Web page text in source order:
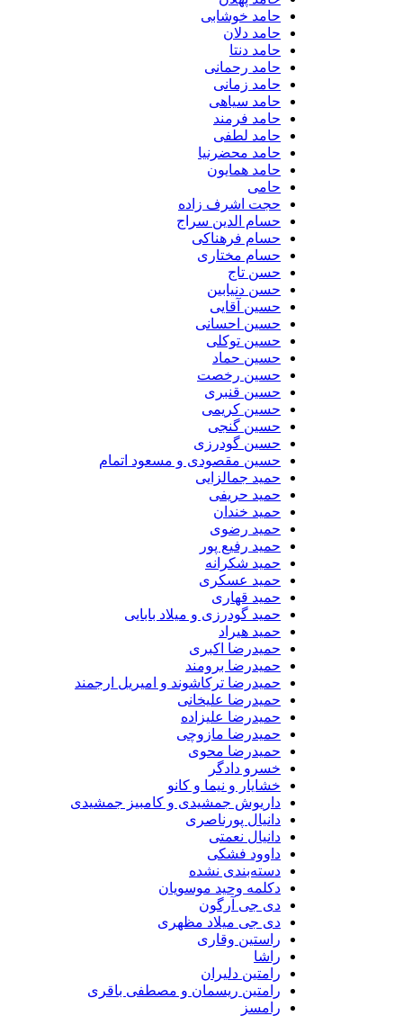
حامد خوشابی
حامد دلان
حامد دنتا
حامد رحمانی
حامد زمانی
حامد سیاهی
حامد فرمند
حامد لطفی
حامد محضرنیا
حامد همایون
حجت اشرف زاده
حسام الدین سراج
حسام فرهناکی
حسام مختاری
حسن تاج
حسن دنیابین
حسین آقایی
حسین احسانی
حسین توکلی
حسین حماد
حسین رخصت
حسین قنبری
حسین کریمی
حسین گنجی
حسین گودرزی
حسین مقصودی و مسعود اتمام
حمید جمالزایی
حمید حریفی
حمید خندان
حمید رضوی
حمید رفیع پور
حمید شکرانه
حمید عسکری
حمید قهاری
حمید گودرزی و میلاد بابایی
حمید هیراد
حمیدرضا اکبری
حمیدرضا برومند
حمیدرضا ترکاشوند و امیریل ارجمند
حمیدرضا علیخانی
حمیدرضا علیزاده
حمیدرضا مازوچی
حمیدرضا محوی
خسرو دادگر
خشایار و نیما و کانو
داریوش جمشیدی و کامبیز جمشیدی
دانیال پورناصری
دانیال نعمتی
داوود فشکی
دسته‌بندی نشده
دکلمه وحید موسویان
دی جی آرگون
دی جی میلاد مظهری
راستین وقاری
رامتین دلیران
رامتین ریسمان و مصطفی باقری